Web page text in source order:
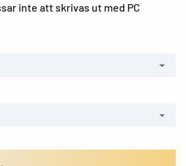
inte att skrivas ut med PC